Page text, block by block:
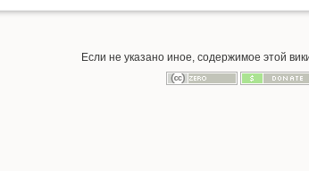
Если не указано иное, содержимое этой